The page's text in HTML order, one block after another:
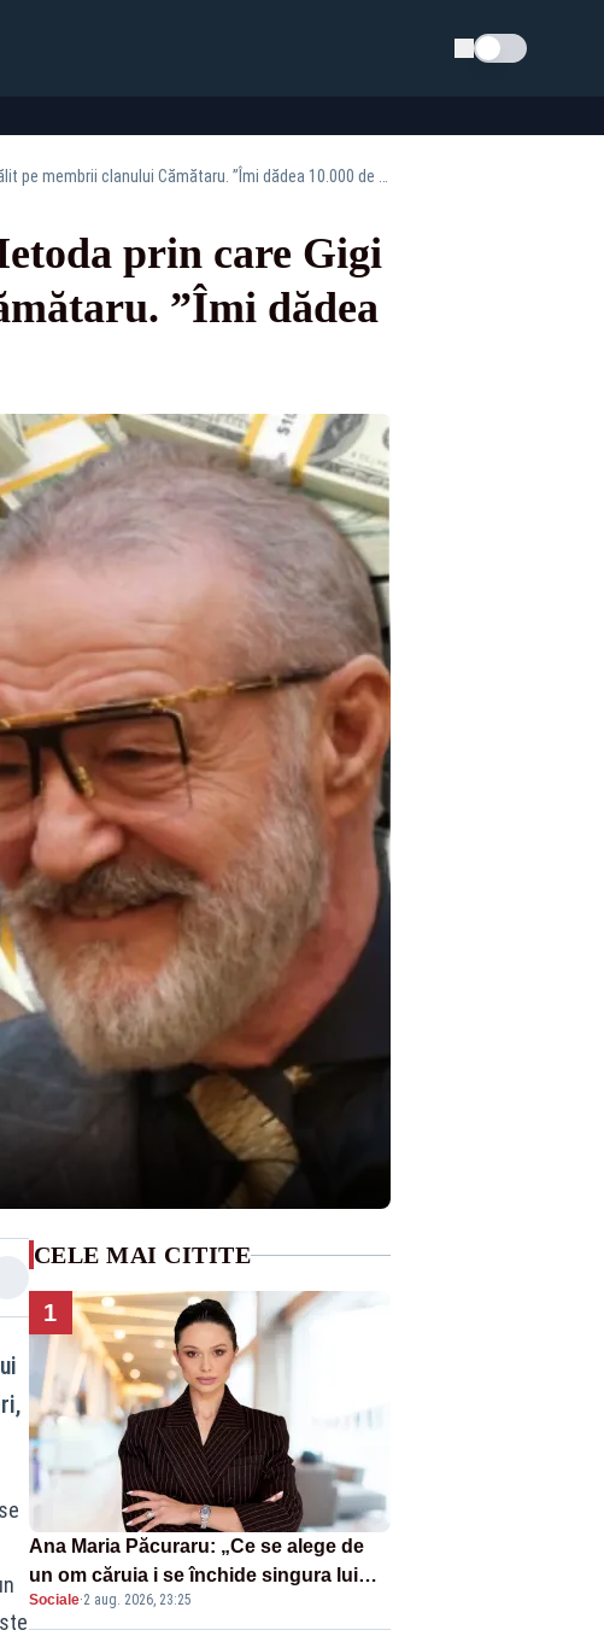
Schimba tema
prin care Gigi
”Îmi dădea
CELE MAI CITITE
1
Ana Maria Păcuraru: „Ce se alege de
un om căruia i se închide singura lui
portiță?”
Sociale·2 aug. 2026, 23:25